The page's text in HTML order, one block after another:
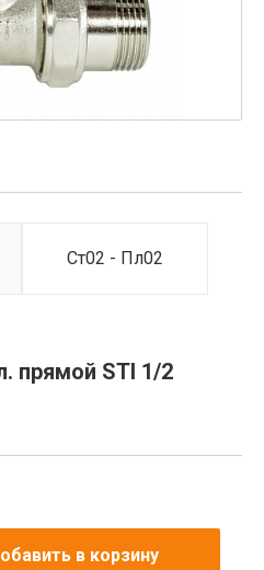
Ст02 - Пл02
прямой STI 1/2
в корзину